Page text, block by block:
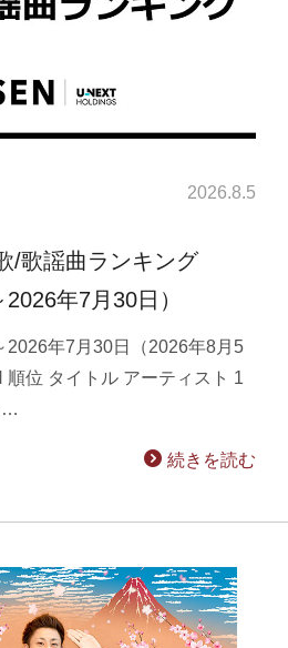
2026.8.5
/歌謡曲ランキング
年7月30日）
2026年7月30日（2026年8月5
順位 タイトル アーティスト 1
…
続きを読む